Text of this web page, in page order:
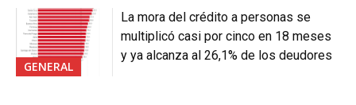
GENERAL
La mora del crédito a personas se
multiplicó casi por cinco en 18 meses
y ya alcanza al 26,1% de los deudores